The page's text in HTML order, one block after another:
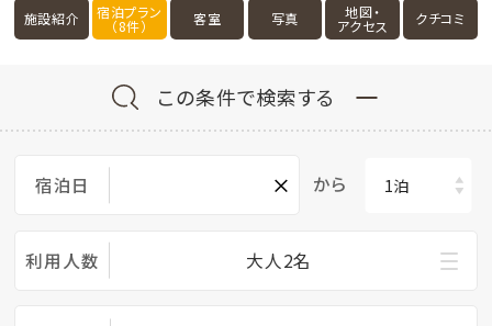
施設紹介 宿泊プラン
（8件） 客室 写真 地図・
アクセス クチコミ
この条件で検索する
宿泊日 × から
利用人数 大人2名